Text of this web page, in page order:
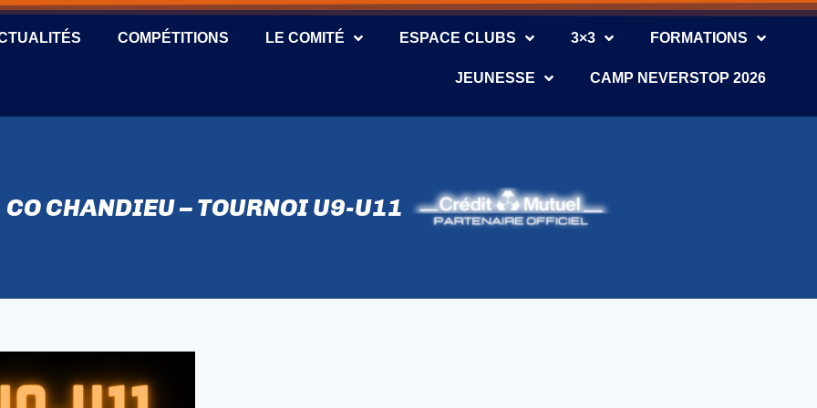
COMPÉTITIONS LE COMITÉ ESPACE CLUBS 3×3 FORMATIONS
JEUNESSE CAMP NEVERSTOP 2026
CO CHANDIEU – TOURNOI U9-U11